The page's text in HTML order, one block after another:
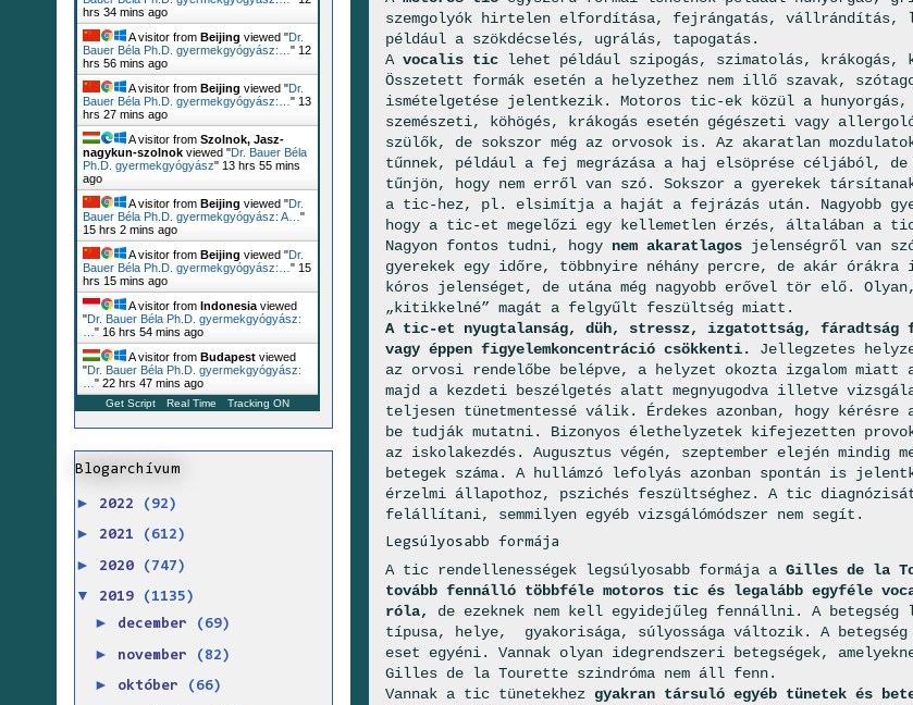
szemgolyók hirtelen elfordítása, fejrángatás, vállrándítás,
például a szökdécselés, ugrálás, tapogatás.
A vocalis tic lehet például szipogás, szimatolás, krákogás,
Összetett formák esetén a helyzethez nem illő szavak,
ismételgetése jelentkezik. Motoros tic-ek közül a hunyorgás,
szemészeti, köhögés, krákogás esetén gégészeti vagy
szülők, de sokszor még az orvosok is. Az akaratlan
tűnnek, például a fej megrázása a haj elsöprése céljából,
tűnjön, hogy nem erről van szó. Sokszor a gyerekek
a tic-hez, pl. elsimítja a haját a fejrázás után. Nagyobb
hogy a tic-et megelőzi egy kellemetlen érzés, általában a
Nagyon fontos tudni, hogy nem akaratlagos jelenségről van
gyerekek egy időre, többnyire néhány percre, de akár
kóros jelenséget, de utána még nagyobb erővel tör elő.
„kitikkelné” magát a felgyűlt feszültség miatt.
A tic-et nyugtalanság, düh, stressz, izgatottság, fáradtság
vagy éppen figyelemkoncentráció csökkenti.
Jellegzetes
az orvosi rendelőbe belépve, a helyzet okozta izgalom miatt
majd a kezdeti beszélgetés alatt megnyugodva illetve
teljesen tünetmentessé válik. Érdekes azonban, hogy kérésre
be tudják mutatni. Bizonyos élethelyzetek kifejezetten
az iskolakezdés. Augusztus végén, szeptember elején mindig
betegek száma. A hullámzó lefolyás azonban spontán is
érzelmi állapothoz, pszichés feszültséghez. A tic
felállítani, semmilyen egyéb vizsgálómódszer nem segít.
Legsúlyosabb formája
A tic rendellenességek legsúlyosabb formája a Gilles de la
tovább fennálló többféle motoros tic és legalább egyféle
róla,
de ezeknek nem kell egyidejűleg fennállni. A
típusa, helye, gyakorisága, súlyossága változik. A betegség
eset egyéni. Vannak olyan idegrendszeri betegségek,
Gilles de la Tourette szindróma nem áll fenn.
Vannak a tic tünetekhez gyakran társuló egyéb tünetek és
hrs 34 mins ago
A visitor from Beijing viewed "Dr.
Bauer Béla Ph.D. gyermekgyógyász:… " 12
hrs 56 mins ago
A visitor from Beijing viewed "Dr.
Bauer Béla Ph.D. gyermekgyógyász:… " 13
hrs 27 mins ago
A visitor from Szolnok, Jasz-
nagykun-szolnok viewed "Dr. Bauer Béla
Ph.D. gyermekgyógyász" 13 hrs 55 mins
ago
A visitor from Beijing viewed "Dr.
Bauer Béla Ph.D. gyermekgyógyász: A… "
15 hrs 2 mins ago
A visitor from Beijing viewed "Dr.
Bauer Béla Ph.D. gyermekgyógyász:… " 15
hrs 15 mins ago
A visitor from Indonesia viewed
"Dr. Bauer Béla Ph.D. gyermekgyógyász:
" 16 hrs 54 mins ago
A visitor from Budapest viewed
"Dr. Bauer Béla Ph.D. gyermekgyógyász:
" 22 hrs 47 mins ago
Get Script Real Time Tracking ON
Blogarchívum
► 2022 (92)
► 2021 (612)
► 2020 (747)
▼ 2019 (1135)
► december (69)
► november (82)
► október (66)